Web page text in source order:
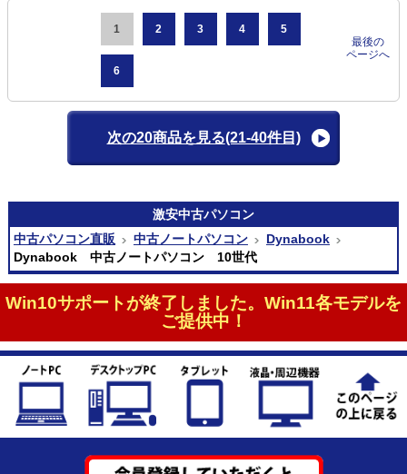
1 2 3 4 5
6
最後の
ページへ
次の20商品を見る(21-40件目)
激安中古パソコン
中古パソコン直販
中古ノートパソコン
Dynabook
Dynabook 中古ノートパソコン 10世代
Win10サポートが終了しました。Win11各モデルを
ご提供中！